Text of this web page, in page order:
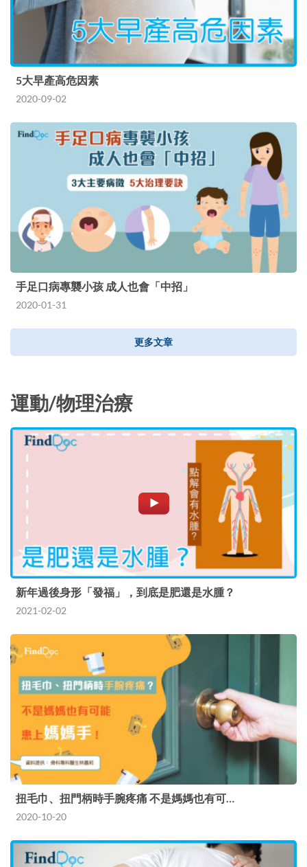
5大早產高危因素
2020-09-02
手足口病專襲小孩 成人也會「中招」
2020-01-31
更多文章
運動/物理治療
新年過後身形「發福」，到底是肥還是水腫？
2021-02-02
扭毛巾、扭門柄時手腕疼痛 不是媽媽也有可…
2020-10-20